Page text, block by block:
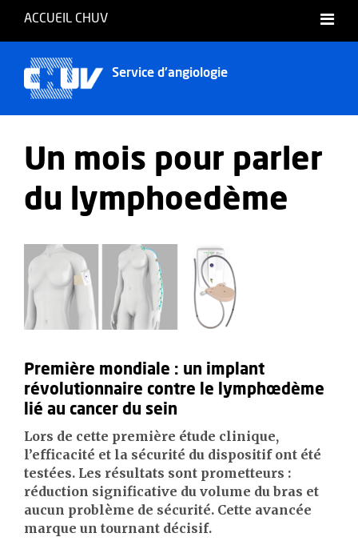
ACCUEIL CHUV
Service d'angiologie
Un mois pour parler
du lymphoedème
Première mondiale : un implant
révolutionnaire contre le lymphœdème
lié au cancer du sein
Lors de cette première étude clinique,
l’efficacité et la sécurité du dispositif ont été
testées. Les résultats sont prometteurs :
réduction significative du volume du bras et
aucun problème de sécurité. Cette avancée
marque un tournant décisif.